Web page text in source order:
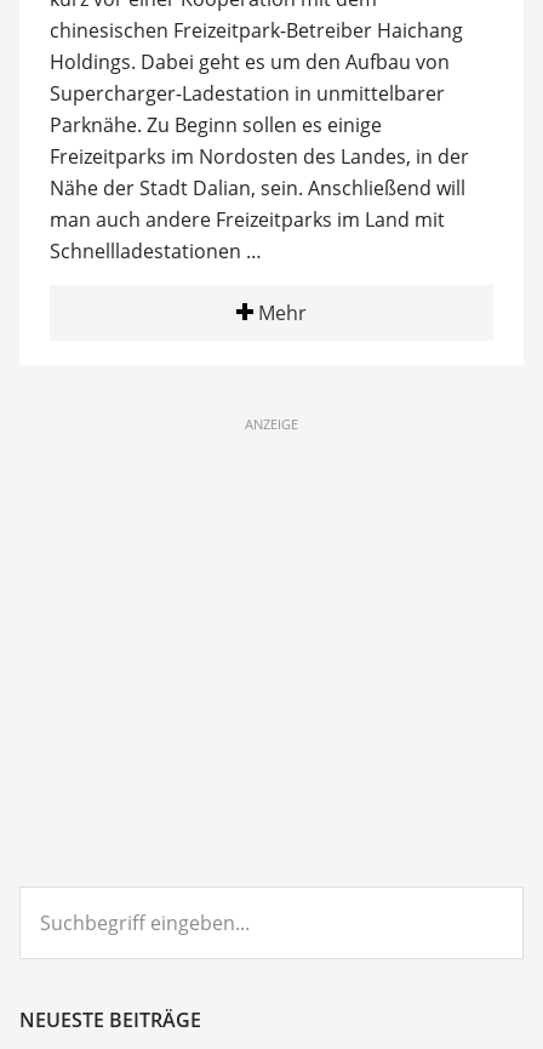
chinesischen Freizeitpark-Betreiber Haichang
Holdings. Dabei geht es um den Aufbau von
Supercharger-Ladestation in unmittelbarer
Parknähe. Zu Beginn sollen es einige
Freizeitparks im Nordosten des Landes, in der
Nähe der Stadt Dalian, sein. Anschließend will
man auch andere Freizeitparks im Land mit
Schnellladestationen …
Mehr
ANZEIGE
eingeben...
NEUESTE BEITRÄGE